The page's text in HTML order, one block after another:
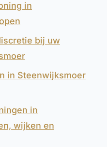
in
bij uw
in Steenwijksmoer
in
wijken en